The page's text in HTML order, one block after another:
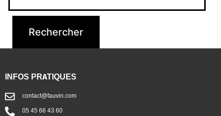
INFOS PRATIQUES
contact@fauvin.com
05 45 66 43 60